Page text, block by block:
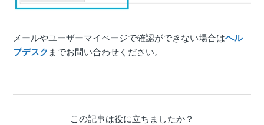
メールやユーザーマイページで確認ができない場合はヘル
プデスク までお問い合わせください。
この記事は役に立ちましたか？